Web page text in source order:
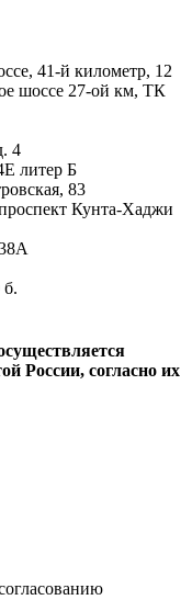
41-й километр, 12
шоссе 27-ой км, ТК
4
литер Б
83
Кунта-Хаджи
б.
России, согласно их